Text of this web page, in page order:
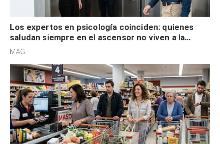
Los expertos en psicología coinciden: quienes
saludan siempre en el ascensor no viven a la
defensiva y tienen apertura social
MAG.